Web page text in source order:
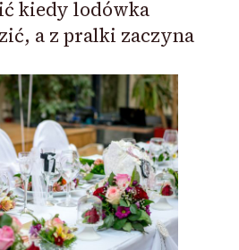
kiedy lodówka
a z pralki zaczyna